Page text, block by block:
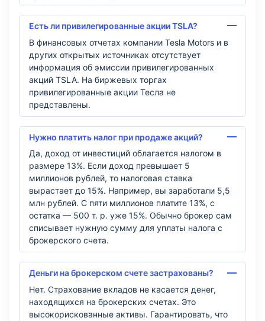
Есть ли привилегированные акции TSLA?
В финансовых отчетах компании Tesla Motors и в
других открытых источниках отсутствует
информация об эмиссии привилегированных
акций TSLA. На биржевых торгах
привилегированные акции Тесла не
представлены.
Нужно платить налог при продаже акций?
Да, доход от инвестиций облагается налогом в
размере 13%. Если доход превышает 5
миллионов рублей, то налоговая ставка
вырастает до 15%. Например, вы заработали 5,5
млн рублей. С пяти миллионов платите 13%, с
остатка — 500 т. р. уже 15%. Обычно брокер сам
списывает нужную сумму для уплаты налога с
брокерского счета.
Деньги на брокерском счете застрахованы?
Нет. Страхование вкладов не касается денег,
находящихся на брокерских счетах. Это
высокорискованные активы. Гарантировать, что